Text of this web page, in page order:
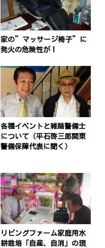
家の”マッサージ椅子”に
発火の危険性が！
各種イベントと雑踏警備士
について（平石啓三郎関東
警備保障代表に聞く）
リビングファーム家庭用水
耕栽培「自産、自消」の現